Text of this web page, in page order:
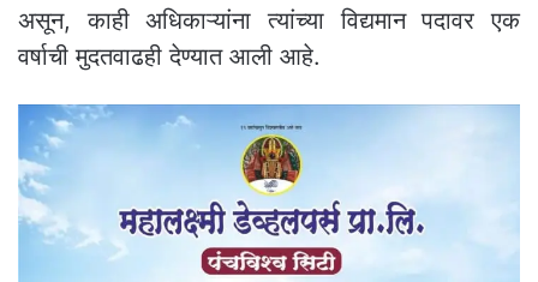
असून, काही अधिकाऱ्यांना त्यांच्या विद्यमान पदावर एक
वर्षाची मुदतवाढही देण्यात आली आहे.